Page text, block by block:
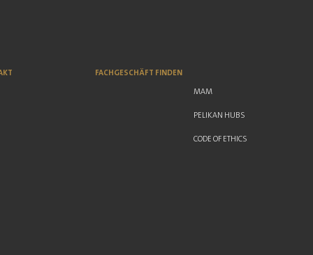
FACHGESCHÄFT FINDEN
MAM
PELIKAN HUBS
CODE OF ETHICS